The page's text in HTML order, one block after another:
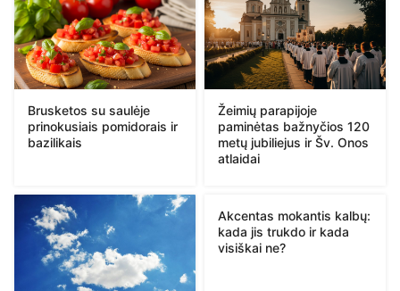
Brusketos su saulėje
prinokusiais pomidorais ir
bazilikais
Žeimių parapijoje
paminėtas bažnyčios 120
metų jubiliejus ir Šv. Onos
atlaidai
Akcentas mokantis kalbų:
kada jis trukdo ir kada
visiškai ne?